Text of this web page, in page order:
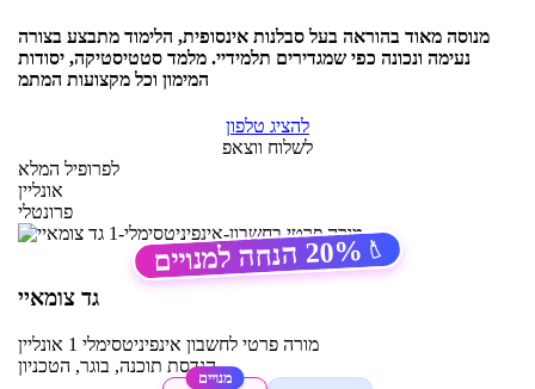
מנוסה מאוד בהוראה בעל סבלנות אינסופית, הלימוד מתבצע בצורה
נעימה ונכונה כפי שמגדירים תלמידיי. מלמד סטטיסטיקה, יסודות
המימון וכל מקצועות המתמ
להציג טלפון
לשלוח ווצאפ
לפרופיל המלא
אונליין
פרונטלי
🏷️
20%
הנחה למנויים
גד צומאיי
מורה פרטי לחשבון אינפיניטסימלי 1
אונליין
הנדסת תוכנה, בוגר, הטכניון
מנויים